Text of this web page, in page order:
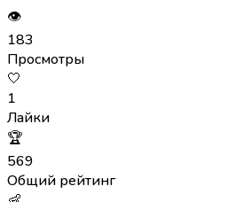
👁
183
Просмотры
🤍
1
Лайки
🏆
569
Общий рейтинг